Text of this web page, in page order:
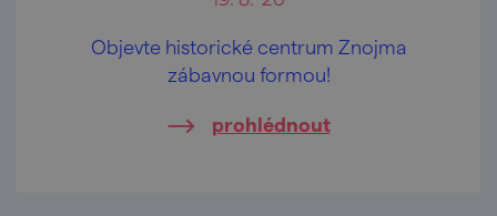
Objevte historické centrum Znojma
zábavnou formou!
prohlédnout